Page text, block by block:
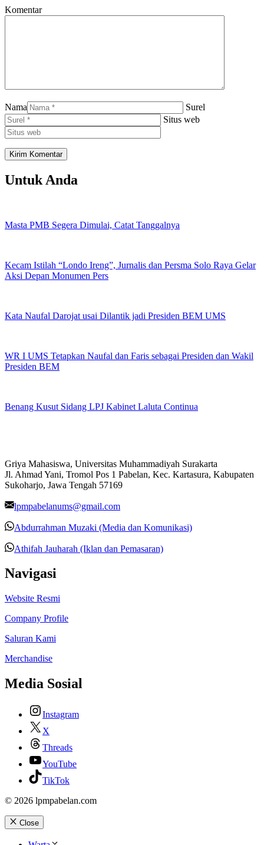
Komentar
Nama
Surel
Situs web
Untuk Anda
Masta PMB Segera Dimulai, Catat Tanggalnya
Kecam Istilah “Londo Ireng”, Jurnalis dan Persma Solo Raya Gelar
Aksi Depan Monumen Pers
Kata Naufal Darojat usai Dilantik jadi Presiden BEM UMS
WR I UMS Tetapkan Naufal dan Faris sebagai Presiden dan Wakil
Presiden BEM
Benang Kusut Sidang LPJ Kabinet Laluta Continua
Griya Mahasiswa, Universitas Muhammadiyah Surakarta
Jl. Ahmad Yani, Tromol Pos 1 Pabelan, Kec. Kartasura, Kabupaten
Sukoharjo, Jawa Tengah 57169
lpmpabelanums@gmail.com
Abdurrahman Muzaki (Media dan Komunikasi)
Athifah Jauharah (Iklan dan Pemasaran)
Navigasi
Website Resmi
Company Profile
Saluran Kami
Merchandise
Media Sosial
Instagram
X
Threads
YouTube
TikTok
© 2026 lpmpabelan.com
Close